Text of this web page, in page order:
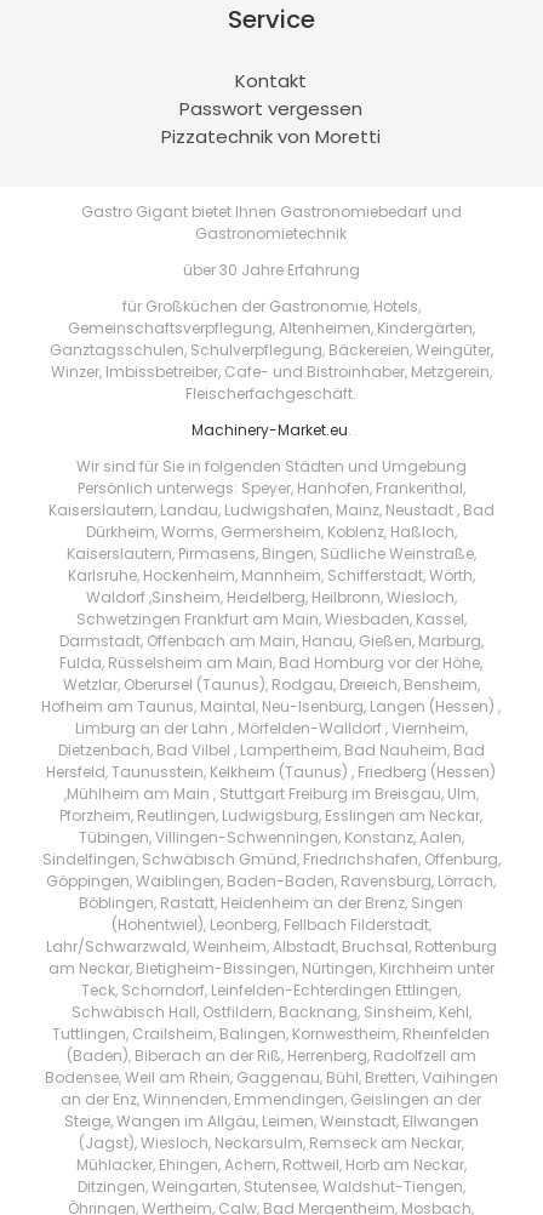
Service
Kontakt
Passwort vergessen
Pizzatechnik von Moretti
Gastro Gigant bietet Ihnen Gastronomiebedarf und
Gastronomietechnik
über 30 Jahre Erfahrung
für Großküchen der Gastronomie, Hotels,
Gemeinschaftsverpflegung, Altenheimen, Kindergärten,
Ganztagsschulen, Schulverpflegung, Bäckereien, Weingüter,
Winzer, Imbissbetreiber, Cafe- und Bistroinhaber, Metzgerein,
Fleischerfachgeschäft.
Machinery-Market.eu.
Wir sind für Sie in folgenden Städten und Umgebung
Persönlich unterwegs: Speyer, Hanhofen, Frankenthal,
Kaiserslautern, Landau, Ludwigshafen, Mainz, Neustadt , Bad
Dürkheim, Worms, Germersheim, Koblenz, Haßloch,
Kaiserslautern, Pirmasens, Bingen, Südliche Weinstraße,
Karlsruhe, Hockenheim, Mannheim, Schifferstadt, Wörth,
Waldorf ,Sinsheim, Heidelberg, Heilbronn, Wiesloch,
Schwetzingen Frankfurt am Main, Wiesbaden, Kassel,
Darmstadt, Offenbach am Main, Hanau, Gießen, Marburg,
Fulda, Rüsselsheim am Main, Bad Homburg vor der Höhe,
Wetzlar, Oberursel (Taunus), Rodgau, Dreieich, Bensheim,
Hofheim am Taunus, Maintal, Neu-Isenburg, Langen (Hessen) ,
Limburg an der Lahn , Mörfelden-Walldorf , Viernheim,
Dietzenbach, Bad Vilbel , Lampertheim, Bad Nauheim, Bad
Hersfeld, Taunusstein, Kelkheim (Taunus) , Friedberg (Hessen)
,Mühlheim am Main , Stuttgart Freiburg im Breisgau, Ulm,
Pforzheim, Reutlingen, Ludwigsburg, Esslingen am Neckar,
Tübingen, Villingen-Schwenningen, Konstanz, Aalen,
Sindelfingen, Schwäbisch Gmünd, Friedrichshafen, Offenburg,
Göppingen, Waiblingen, Baden-Baden, Ravensburg, Lörrach,
Böblingen, Rastatt, Heidenheim an der Brenz, Singen
(Hohentwiel), Leonberg, Fellbach Filderstadt,
Lahr/Schwarzwald, Weinheim, Albstadt, Bruchsal, Rottenburg
am Neckar, Bietigheim-Bissingen, Nürtingen, Kirchheim unter
Teck, Schorndorf, Leinfelden-Echterdingen Ettlingen,
Schwäbisch Hall, Ostfildern, Backnang, Sinsheim, Kehl,
Tuttlingen, Crailsheim, Balingen, Kornwestheim, Rheinfelden
(Baden), Biberach an der Riß, Herrenberg, Radolfzell am
Bodensee, Weil am Rhein, Gaggenau, Bühl, Bretten, Vaihingen
an der Enz, Winnenden, Emmendingen, Geislingen an der
Steige, Wangen im Allgäu, Leimen, Weinstadt, Ellwangen
(Jagst), Wiesloch, Neckarsulm, Remseck am Neckar,
Mühlacker, Ehingen, Achern, Rottweil, Horb am Neckar,
Ditzingen, Weingarten, Stutensee, Waldshut-Tiengen,
Öhringen, Wertheim, Calw, Bad Mergentheim, Mosbach,